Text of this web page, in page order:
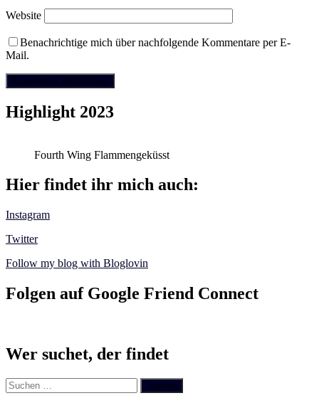
Website
Benachrichtige mich über nachfolgende Kommentare per E-
Mail.
Highlight 2023
Fourth Wing Flammengeküsst
Hier findet ihr mich auch:
Instagram
Twitter
Follow my blog with Bloglovin
Folgen auf Google Friend Connect
Wer suchet, der findet
Suchen
nach: